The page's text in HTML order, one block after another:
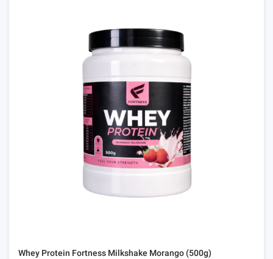
Whey Protein Fortness Milkshake Morango (500g)